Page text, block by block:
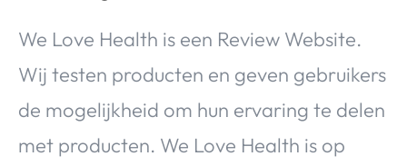
We Love Health is een Review Website.
Wij testen producten en geven gebruikers
de mogelijkheid om hun ervaring te delen
met producten. We Love Health is op